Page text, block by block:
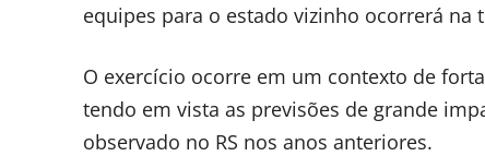
equipes para o estado vizinho ocorrerá na
O exercício ocorre em um contexto de
tendo em vista as previsões de grande
observado no RS nos anos anteriores.